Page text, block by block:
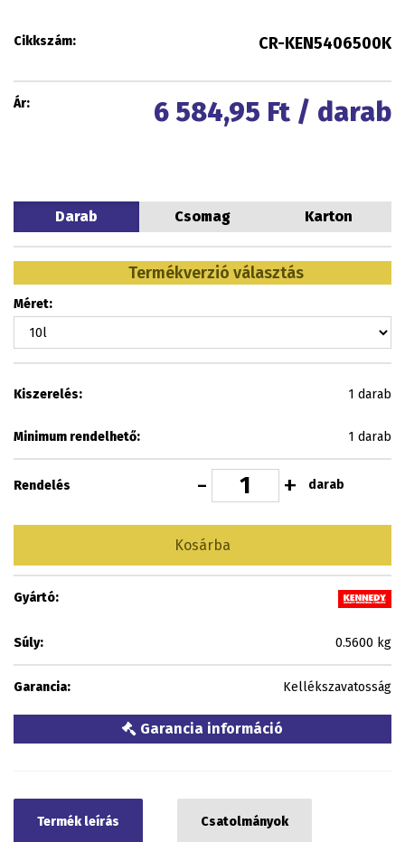
Cikkszám: CR-KEN5406500K
Ár: 6 584,95 Ft / darab
Darab Csomag Karton
Termékverzió választás
Méret:
Kiszerelés: 1 darab
Minimum rendelhető: 1 darab
Rendelés - + darab
Kosárba
Gyártó:
Súly: 0.5600 kg
Garancia: Kellékszavatosság
Garancia információ
Termék leírás Csatolmányok